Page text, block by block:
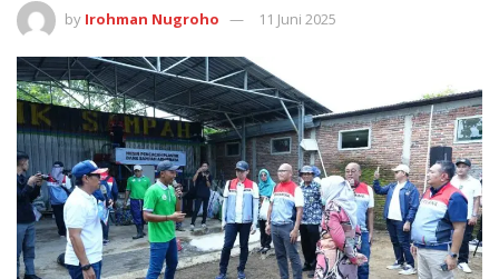
by Irohman Nugroho 11 Juni 2025